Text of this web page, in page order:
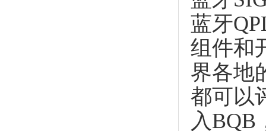
蓝牙
组件和
界各地
都可以
入BQB